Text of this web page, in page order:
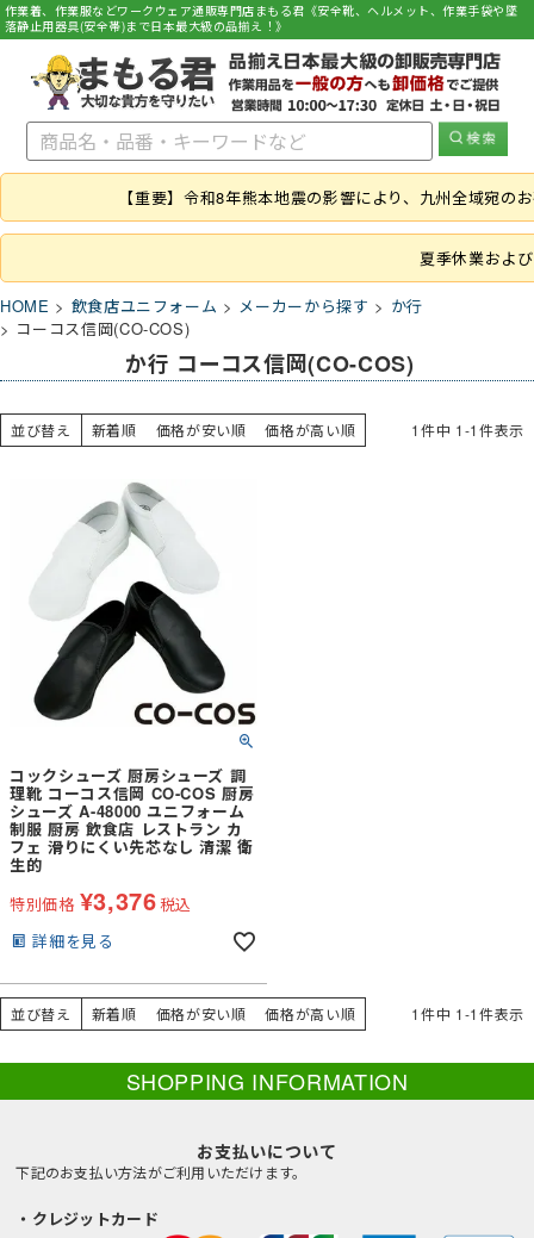
作業着、作業服などワークウェア通販専門店まもる君《安全靴、ヘルメット、作業手袋や墜
落静止用器具(安全帯)まで日本最大級の品揃え！》
【重要】令和8年熊本地震の影響により、九州全域宛
夏季休業およ
HOME 飲食店ユニフォーム メーカーから探す
か行
コーコス信岡(CO-COS)
か行 コーコス信岡(CO-COS)
並び替え 新着順 価格が安い順 価格が高い順 1件中 1-1件表示
コックシューズ 厨房シューズ 調
理靴 コーコス信岡 CO-COS 厨房
シューズ A-48000 ユニフォーム
制服 厨房 飲食店 レストラン カ
フェ 滑りにくい先芯なし 清潔 衛
生的
特別価格 ¥3,376税込
詳細を見る
並び替え 新着順 価格が安い順 価格が高い順 1件中 1-1件表示
SHOPPING INFORMATION
お支払いについて
下記のお支払い方法がご利用いただけます。
・クレジットカード